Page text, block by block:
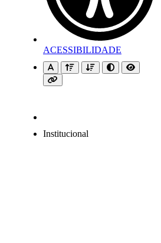
ACESSIBILIDADE
Institucional